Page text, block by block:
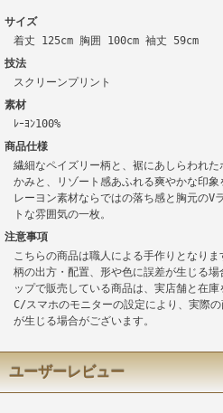
サイズ
着丈 125cm 胸囲 100cm 袖丈 59cm
技法
スクリーンプリント
素材
ﾚｰﾖﾝ100%
商品仕様
繊細なペイズリー柄と、裾にあしらわれ
かみと、リゾート感あふれる爽やかな印象
レーヨン素材ならではの落ち感と胸元のV
トな雰囲気の一枚。
注意事項
こちらの商品は職人による手作りとなり
柄の出方・配置、形や色に誤差が生じる
ップで販売している商品は、実店舗と在
C/スマホのモニターの設定により、実際
が生じる場合がございます。
ユーザーレビュー